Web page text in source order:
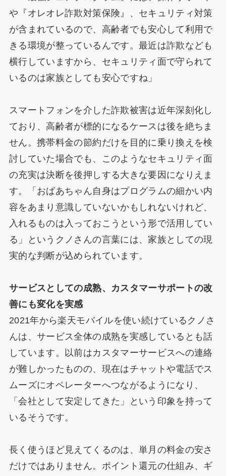
や『オレオレ詐欺対策保険』、セキュリティ対策
が含まれているので、高齢者でも安心して利用で
きる環境が整っているんです。最近は詐欺なども
横行していますから、セキュリティ面で守られて
いるのは家族としても安心ですね」
スマートフォンを介した詐欺被害は近年深刻化し
ており、高齢者が標的になるケースは後を絶ちま
せん。携帯料金の節約だけを目的に乗り換えを検
討していた場合でも、このようなセキュリティ面
の充実は決断を後押しする大きな要因になりえま
す。「おばあちゃん自身はプログラムの細かい内
容をあまり意識していないかもしれないけれど、
入れるものは入っておこうという形で活用してい
る」というクノさんの言葉には、家族としての現
実的な判断が込められています。
サービスとしての成熟、カスタマーサポートの改
善にも変化を実感
2021年から楽天モバイルを使い続けているクノさ
んは、サービス全体の成熟を実感しているとも話
しています。以前はカスタマーサービスへの連絡
が難しかったものの、現在はチャットや電話でス
ムーズにオペレーターへつながるようになり、
「会社として安定してきた」という印象を持って
いるそうです。
長く使うほど見えてくるのは、単月の料金の安さ
だけではありません。ポイント還元の仕組み、ギ